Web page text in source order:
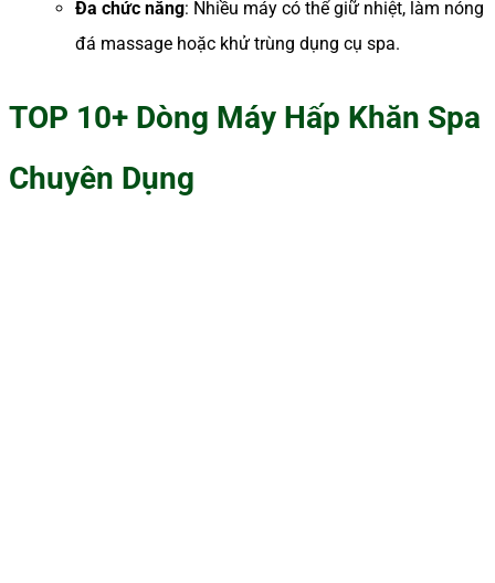
Đa chức năng: Nhiều máy có thể giữ nhiệt, làm nóng
đá massage hoặc khử trùng dụng cụ spa.
TOP 10+ Dòng Máy Hấp Khăn Spa
Chuyên Dụng